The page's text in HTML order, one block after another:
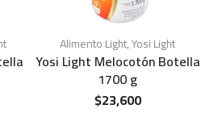
Alimento Light,Yosi Light
Yosi Light Melocotón Botella
1700 g
$23,600